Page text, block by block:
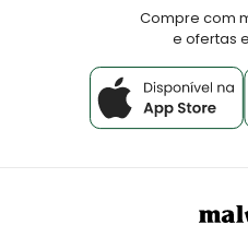
Compre com
e ofertas